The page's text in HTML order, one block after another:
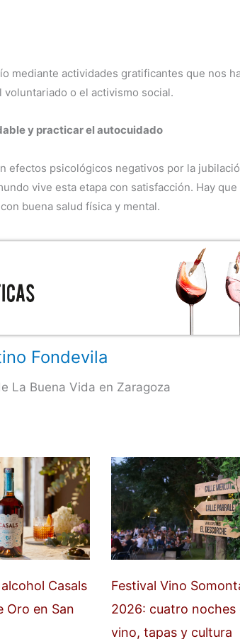
mediante actividades gratificantes que nos
voluntariado o el activismo social.
y practicar el autocuidado
efectos psicológicos negativos por la
vive esta etapa con satisfacción. Hay
buena salud física y mental.
Fondevila
La Buena Vida en Zaragoza
Casals
Oro en San
Festival Vino
2026: cuatro noches
vino, tapas y cultura